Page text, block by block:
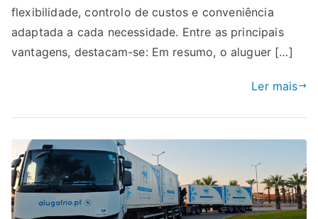
flexibilidade, controlo de custos e conveniência
adaptada a cada necessidade. Entre as principais
vantagens, destacam-se: Em resumo, o aluguer […]
Ler mais